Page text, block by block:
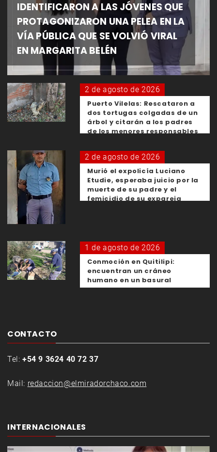
IDENTIFICARON A LAS JÓVENES QUE
PROTAGONIZARON UNA PELEA EN LA
VÍA PÚBLICA QUE SE VOLVIÓ VIRAL
EN MARGARITA BELÉN
2 de agosto de 2026
Puerto Vilelas: Rescataron a
dos tortugas colgadas de un
árbol y citarán a los padres
de los menores responsables
2 de agosto de 2026
Murió el expolicía Luciano
Etudie, esperaba juicio por la
muerte de su padre y el
femicidio de su expareja
1 de agosto de 2026
Conmoción en Quitilipi:
encuentran un cráneo
humano en un basural
CONTACTO
Tel: +54 9 3624 40 72 37
Mail: redaccion@elmiradorchaco.com
INTERNACIONALES